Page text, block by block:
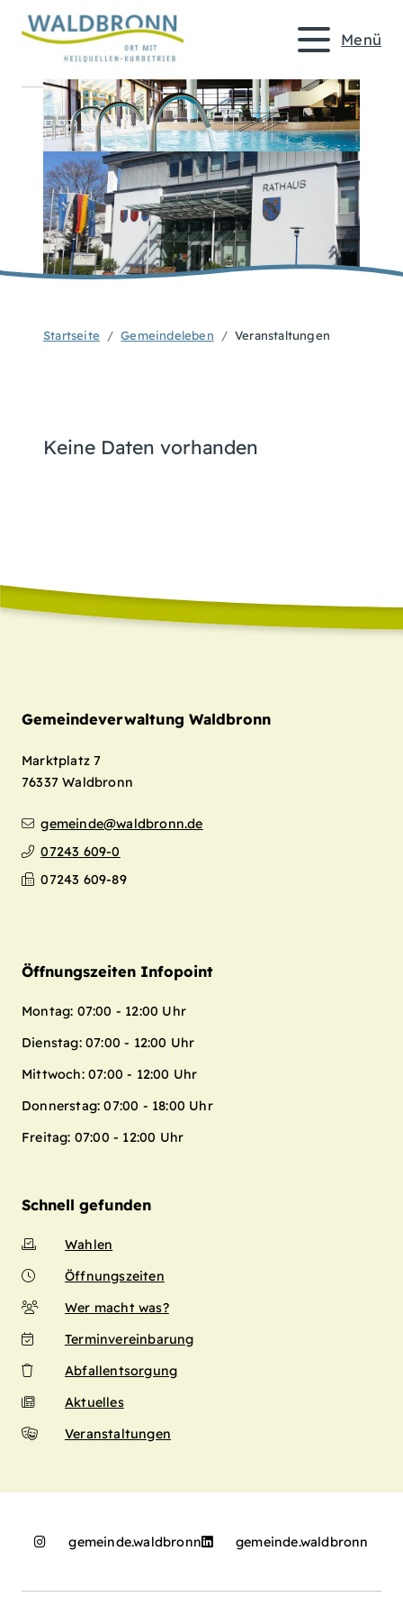
Menü
Startseite Gemeindeleben Veranstaltungen
Keine Daten vorhanden
Gemeindeverwaltung Waldbronn
Marktplatz 7
76337 Waldbronn
gemeinde@waldbronn.de
07243 609-0
07243 609-89
Öffnungszeiten Infopoint
Montag: 07:00 - 12:00 Uhr
Dienstag: 07:00 - 12:00 Uhr
Mittwoch: 07:00 - 12:00 Uhr
Donnerstag: 07:00 - 18:00 Uhr
Freitag: 07:00 - 12:00 Uhr
Schnell gefunden
Wahlen
Öffnungszeiten
Wer macht was?
Terminvereinbarung
Abfallentsorgung
Aktuelles
Veranstaltungen
gemeinde.waldbronn gemeinde.waldbronn